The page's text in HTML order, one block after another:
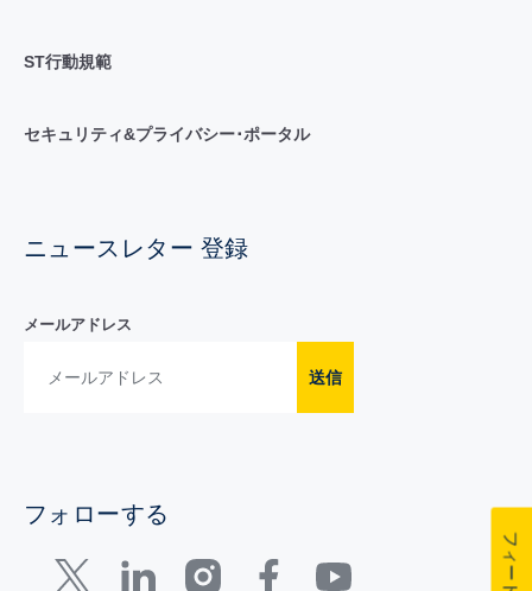
ST行動規範
セキュリティ&プライバシー･ポータル
ニュースレター 登録
メールアドレス
送信
フォローする